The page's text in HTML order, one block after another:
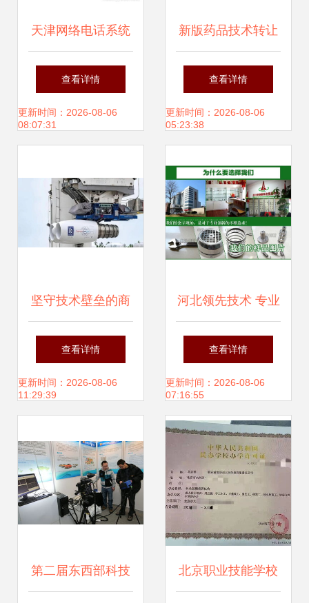
天津网络电话系统
技术合作与转让 直
拨、回拨APP及独
查看详情
更新时间：2026-08-06
08:07:31
新版药品技术转让
规定深度解读 激发
创新活力，规范市
查看详情
更新时间：2026-08-06
05:23:38
坚守技术壁垒的商
业抉择 拒绝转让背
后的战略考量
查看详情
更新时间：2026-08-06
11:29:39
河北领先技术 专业
替代电镀的新型环
保合金催化技术转
让
查看详情
更新时间：2026-08-06
07:16:55
第二届东西部科技 北京职业技能学校